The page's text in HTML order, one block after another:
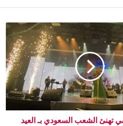
تهنئ الشعب السعودي بـ العيد